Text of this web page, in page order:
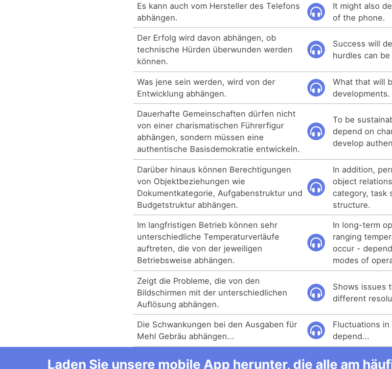
Es kann auch vom Hersteller des Telefons
abhängen.
It might also
of the phone.
Der Erfolg wird davon abhängen, ob
technische Hürden überwunden werden
können.
Success will
hurdles can
Was jene sein werden, wird von der
Entwicklung abhängen.
What that will
developments.
Dauerhafte Gemeinschaften dürfen nicht
von einer charismatischen Führerfigur
abhängen, sondern müssen eine
authentische Basisdemokratie entwickeln.
To be
depend on
develop
Darüber hinaus können Berechtigungen
von Objektbeziehungen wie
Dokumentkategorie, Aufgabenstruktur und
Budgetstruktur abhängen.
In addition,
object
category, task
structure.
Im langfristigen Betrieb können sehr
unterschiedliche Temperaturverläufe
auftreten, die von der jeweiligen
Betriebsweise abhängen.
In long-term
ranging
occur -
modes of
Zeigt die Probleme, die von den
Bildschirmen mit der unterschiedlichen
Auflösung abhängen.
Shows issues
different
Die Schwankungen bei den Ausgaben für
Mehl Gebräu abhängen...
Fluctuations
depend...
Laden Sie unsere mobile App herunter, die alle am